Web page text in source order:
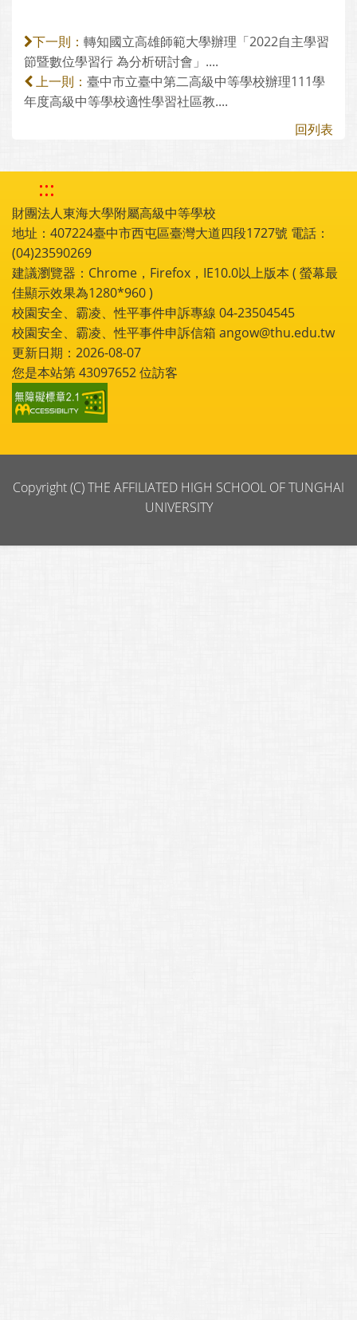
下一則： 轉知國立高雄師範大學辦理「2022自主學習
節暨數位學習行 為分析研討會」....
上一則： 臺中市立臺中第二高級中等學校辦理111學
年度高級中等學校適性學習社區教....
回列表
:::
財團法人東海大學附屬高級中等學校
地址：407224臺中市西屯區臺灣大道四段1727號 電話：
(04)23590269
建議瀏覽器：Chrome，Firefox，IE10.0以上版本 ( 螢幕最
佳顯示效果為1280*960 )
校園安全、霸凌、性平事件申訴專線 04-23504545
校園安全、霸凌、性平事件申訴信箱 angow@thu.edu.tw
更新日期：2026-08-07
您是本站第43097652位訪客
Copyright (C) THE AFFILIATED HIGH SCHOOL OF TUNGHAI
UNIVERSITY